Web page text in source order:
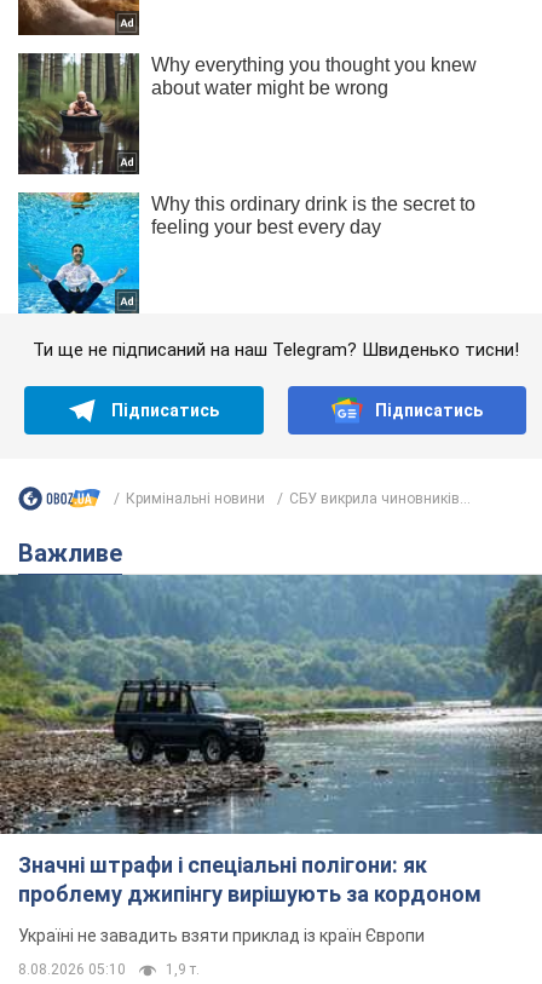
Ти ще не підписаний на наш Telegram? Швиденько тисни!
Підписатись Підписатись
Кримінальні новини СБУ викрила чиновників...
Важливе
Значні штрафи і спеціальні полігони: як
проблему джипінгу вирішують за кордоном
Україні не завадить взяти приклад із країн Європи
8.08.2026 05:10 1,9 т.